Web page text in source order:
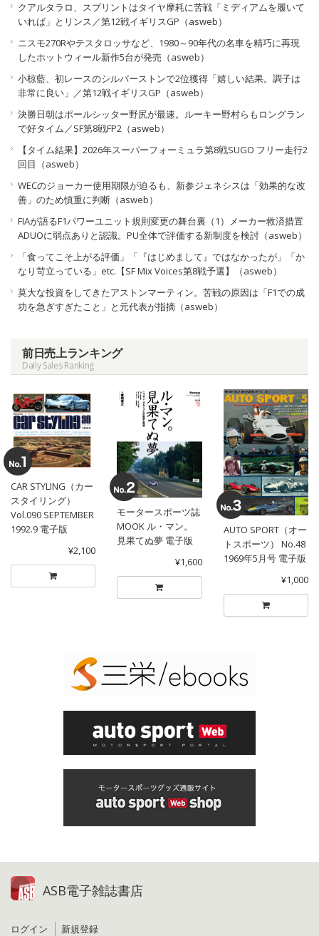
クアルタラロ、スプリントはタイヤ摩耗に苦戦「ミディアムを履いて
いれば」とリンス／第12戦イギリスGP（asweb）
ニスモ270Rやテスタロッサなど、1980～90年代の名車を精巧に再現
したホットウィール新作5台が発売（asweb）
小椋藍、初レースのシルバーストンで2位獲得「嬉しい結果。調子は
非常に良い」／第12戦イギリスGP（asweb）
決勝日朝はポールシッター野尻が最速。ルーキー野村らもロングラン
で好タイム／SF第8戦FP2（asweb）
【タイム結果】2026年スーパーフォーミュラ第8戦SUGO フリー走行2
回目（asweb）
WECのジョーカー使用期限が迫るも、新参ジェネシスは「効果的な改
善」のため慎重に判断（asweb）
FIAが語るF1パワーユニット規則変更の舞台裏（1）メーカー救済措置
ADUOに弱点ありと認識。PU全体で評価する新制度を検討（asweb）
「食ってこそ上がる評価」「『はじめまして』ではなかったが」「か
なり苛立っている」etc.【SF Mix Voices第8戦予選】（asweb）
莫大な投資をしてきたアストンマーティン。苦戦の原因は「F1での成
功を急ぎすぎたこと」と元代表が指摘（asweb）
前日売上ランキング
Daily Sales Ranking
CAR STYLING（カー
スタイリング）
Vol.090 SEPTEMBER
1992.9 電子版
¥2,100
モータースポーツ誌
MOOK ル・マン。
見果てぬ夢 電子版
¥1,600
AUTO SPORT（オー
トスポーツ） No.48
1969年5月号 電子版
¥1,000
ASB電子雑誌書店
ログイン 新規登録